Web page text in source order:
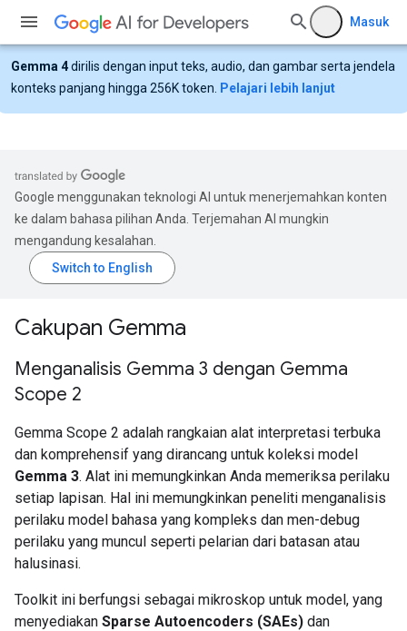
Masuk
Gemma 4dirilis dengan input teks, audio, dan gambar serta jendela
konteks panjang hingga 256K token.
Pelajari lebih lanjut
Google menggunakan teknologi AI untuk menerjemahkan konten
ke dalam bahasa pilihan Anda. Terjemahan AI mungkin
mengandung kesalahan.
Cakupan Gemma
Menganalisis Gemma 3 dengan Gemma
Scope 2
Gemma Scope 2 adalah rangkaian alat interpretasi terbuka
dan komprehensif yang dirancang untuk koleksi model
Gemma 3. Alat ini memungkinkan Anda memeriksa perilaku
setiap lapisan. Hal ini memungkinkan peneliti menganalisis
perilaku model bahasa yang kompleks dan men-debug
perilaku yang muncul seperti pelarian dari batasan atau
halusinasi.
Toolkit ini berfungsi sebagai mikroskop untuk model, yang
menyediakan Sparse Autoencoders (SAEs) dan